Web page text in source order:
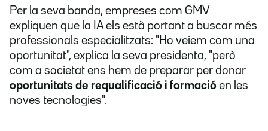
Per la seva banda, empreses com GMV
expliquen que la IA els està portant a buscar més
professionals especialitzats: "Ho veiem com una
oportunitat", explica la seva presidenta, "però
com a societat ens hem de preparar per donar
oportunitats de requalificació i formació en les
noves tecnologies".